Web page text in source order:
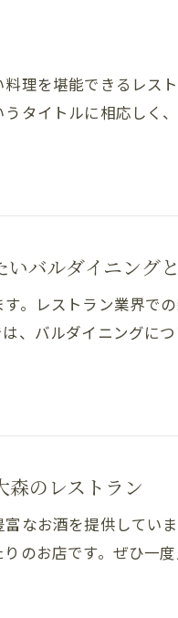
理を堪能できるレス
タイトルに相応しく
バルダイニング
。レストラン業界での
、バルダイニングに
森のレストラン
なお酒を提供してい
のお店です。ぜひ一